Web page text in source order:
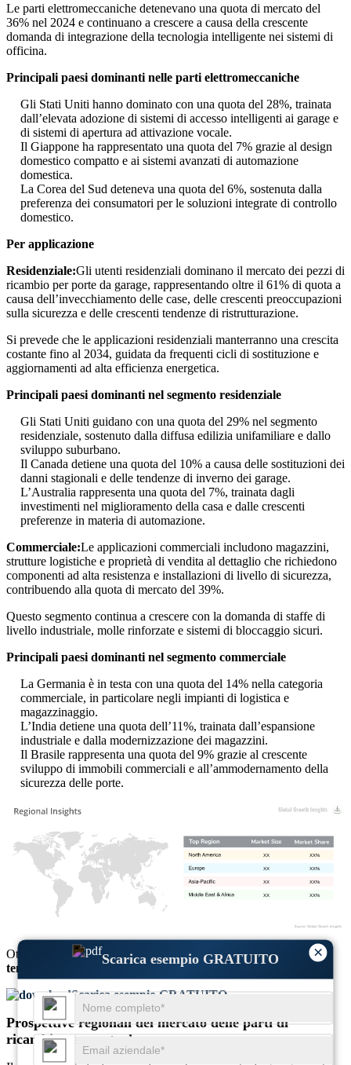
×
Scarica esempio GRATUITO
Le parti elettromeccaniche detenevano una quota di mercato del
36% nel 2024 e continuano a crescere a causa della crescente
domanda di integrazione della tecnologia intelligente nei sistemi di
officina.
Principali paesi dominanti nelle parti elettromeccaniche
Gli Stati Uniti hanno dominato con una quota del 28%, trainata
dall’elevata adozione di sistemi di accesso intelligenti ai garage e
di sistemi di apertura ad attivazione vocale.
Il Giappone ha rappresentato una quota del 7% grazie al design
domestico compatto e ai sistemi avanzati di automazione
domestica.
La Corea del Sud deteneva una quota del 6%, sostenuta dalla
preferenza dei consumatori per le soluzioni integrate di controllo
domestico.
Per applicazione
Residenziale:Gli utenti residenziali dominano il mercato dei pezzi di
ricambio per porte da garage, rappresentando oltre il 61% di quota a
causa dell’invecchiamento delle case, delle crescenti preoccupazioni
sulla sicurezza e delle crescenti tendenze di ristrutturazione.
Si prevede che le applicazioni residenziali manterranno una crescita
costante fino al 2034, guidata da frequenti cicli di sostituzione e
aggiornamenti ad alta efficienza energetica.
Principali paesi dominanti nel segmento residenziale
Gli Stati Uniti guidano con una quota del 29% nel segmento
residenziale, sostenuto dalla diffusa edilizia unifamiliare e dallo
sviluppo suburbano.
Il Canada detiene una quota del 10% a causa delle sostituzioni dei
danni stagionali e delle tendenze di inverno dei garage.
L’Australia rappresenta una quota del 7%, trainata dagli
investimenti nel miglioramento della casa e dalle crescenti
preferenze in materia di automazione.
Commerciale:Le applicazioni commerciali includono magazzini,
strutture logistiche e proprietà di vendita al dettaglio che richiedono
componenti ad alta resistenza e installazioni di livello di sicurezza,
contribuendo alla quota di mercato del 39%.
Questo segmento continua a crescere con la domanda di staffe di
livello industriale, molle rinforzate e sistemi di bloccaggio sicuri.
Principali paesi dominanti nel segmento commerciale
La Germania è in testa con una quota del 14% nella categoria
commerciale, in particolare negli impianti di logistica e
magazzinaggio.
L’India detiene una quota dell’11%, trainata dall’espansione
industriale e dalla modernizzazione dei magazzini.
Il Brasile rappresenta una quota del 9% grazie al crescente
sviluppo di immobili commerciali e all’ammodernamento della
sicurezza delle porte.
XX%
XX
XX%
XX
XX%
XX
XX%
XX
Ottieni approfondimenti completi su dimensioni del mercatoe
tendenze di crescita
Scarica esempio GRATUITO
Prospettive regionali del mercato delle parti di
ricambio per porte da garage